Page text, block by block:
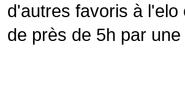
d'autres favoris à
de près de 5h par